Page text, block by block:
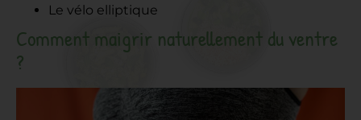
Le vélo elliptique
Comment maigrir naturellement du ventre
?